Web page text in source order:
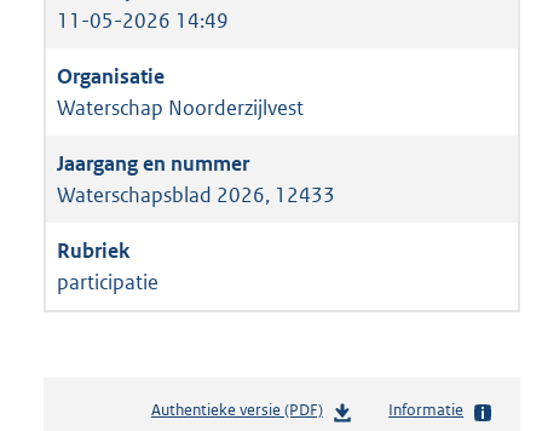
11-05-2026 14:49
Waterschap Noorderzijlvest
Waterschapsblad 2026, 12433
participatie
Authentieke versie (PDF)b
Informatie